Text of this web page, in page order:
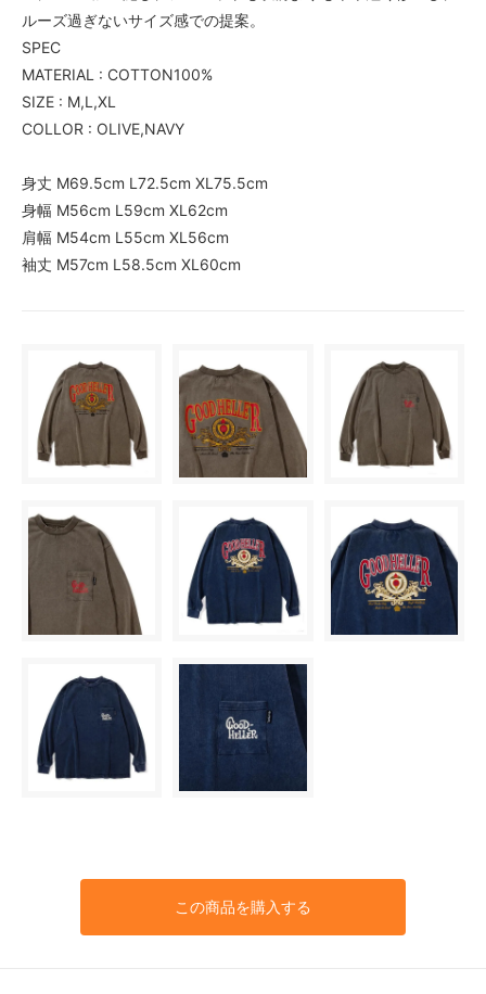
ルーズ過ぎないサイズ感での提案。
SPEC
MATERIAL : COTTON100%
SIZE : M,L,XL
COLLOR : OLIVE,NAVY
身丈 M69.5cm L72.5cm XL75.5cm
身幅 M56cm L59cm XL62cm
肩幅 M54cm L55cm XL56cm
袖丈 M57cm L58.5cm XL60cm
この商品を購入する